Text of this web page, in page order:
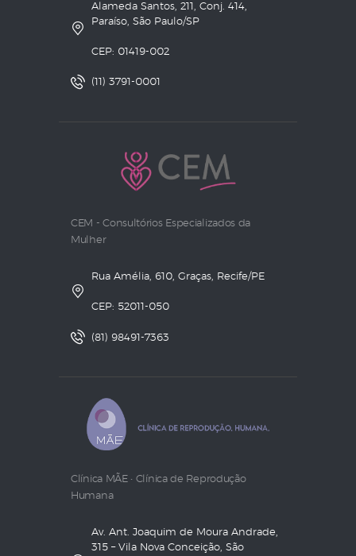
Alameda Santos, 211, Conj. 414,
Paraíso, São Paulo/SP
CEP: 01419-002
(11) 3791-0001
CEM - Consultórios Especializados da
Mulher
Rua Amélia, 610, Graças, Recife/PE
CEP: 52011-050
(81) 98491-7363
Clínica MÃE • Clínica de Reprodução
Humana
Av. Ant. Joaquim de Moura Andrade,
315 – Vila Nova Conceição, São